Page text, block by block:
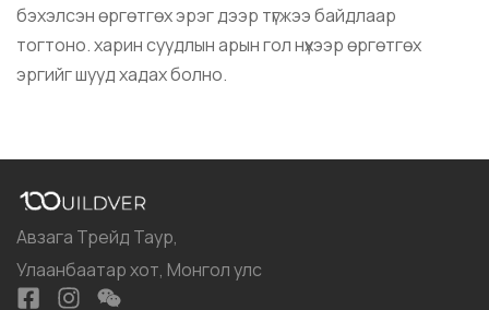
бэхэлсэн өргөтгөх эрэг дээр түгжээ байдлаар
тогтоно. харин суудлын арын гол нүхээр өргөтгөх
эргийг шууд хадах болно.
Авзага Трейд Таур,
Улаанбаатар хот, Монгол улс